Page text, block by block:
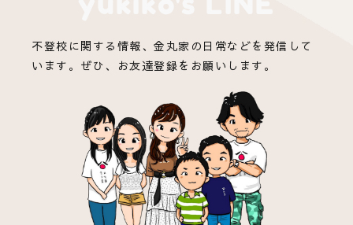
不登校に関する情報、金丸家の日常などを発信して
います。ぜひ、お友達登録をお願いします。